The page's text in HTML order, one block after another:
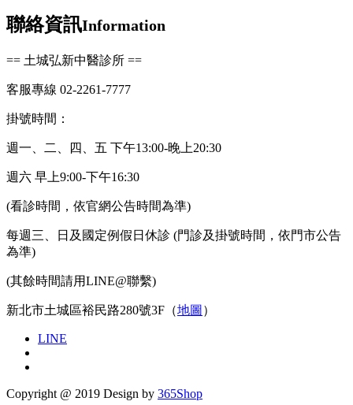
聯絡資訊Information
== 土城弘新中醫診所 ==
客服專線 02-2261-7777
掛號時間：
週一、二、四、五 下午13:00-晚上20:30
週六 早上9:00-下午16:30
(看診時間，依官網公告時間為準)
每週三、日及國定例假日休診 (門診及掛號時間，依門市公告
為準)
(其餘時間請用LINE@聯繫)
新北市土城區裕民路280號3F（地圖 ）
LINE
Copyright @ 2019 Design by 365Shop